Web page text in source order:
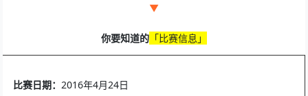
▼
你要知道的 「比赛信息」
比赛日期： 2016年4月24日